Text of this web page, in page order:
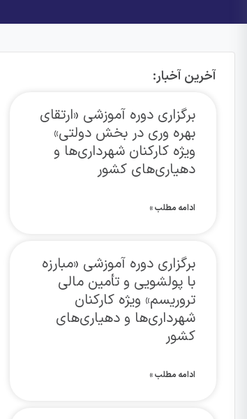
آخرین آخبار:
برگزاری دوره آموزشی «ارتقای
بهره وری در بخش دولتی»
ویژه کارکنان شهرداری‌ها و
دهیاری‌های کشور
ادامه مطلب »
برگزاری دوره آموزشی «مبارزه
با پولشویی و تأمین مالی
تروریسم» ویژه کارکنان
شهرداری‌ها و دهیاری‌های
کشور
ادامه مطلب »